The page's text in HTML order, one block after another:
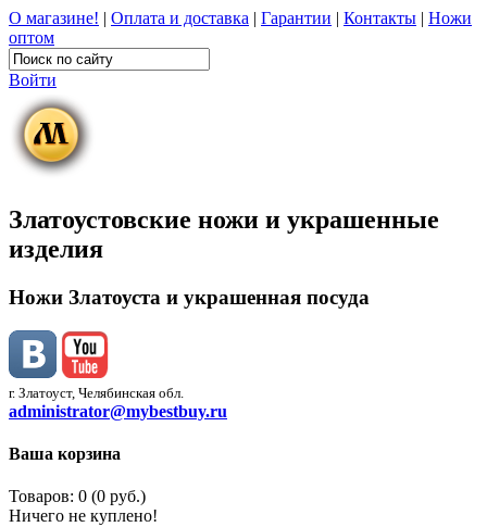
О магазине! | Оплата и доставка | Гарантии | Контакты | Ножи
оптом
Войти
Златоустовские ножи и украшенные
изделия
Ножи Златоуста и украшенная посуда
г. Златоуст, Челябинская обл.
administrator@mybestbuy.ru
Ваша корзина
Товаров: 0 (0 руб.)
Ничего не куплено!